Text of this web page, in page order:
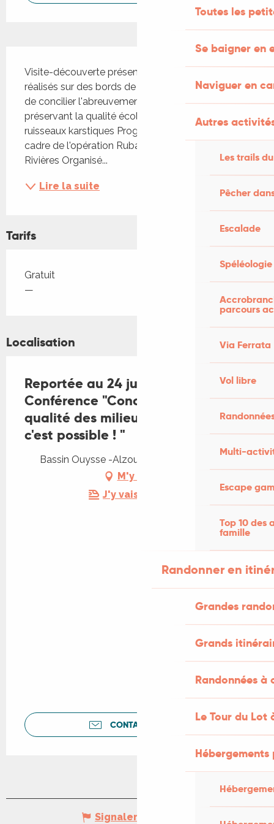
Toutes les
Se baigner en
Naviguer en
Autres
Les trails
Pêcher
Escalade
Spéléologie
parcours
Via Ferrata
Vol libre
Multi-
Escape
Top 10 des
famille
Randonner en
Grandes
Grands
Randonnées
Le Tour du Lot
Visite-découverte présentant les aménagements
réalisés sur des bords de rivières, qui permettent
de concilier l'abreuvement du bétail tout en
préservant la qualité écologique et physique des
ruisseaux karstiques Programme 2025 dans le
cadre de l'opération Ruban Bleu, agir pour nos
Rivières Organisé...
Lire la suite
Tarifs
Tarifs 2026
Gratuit
—
Localisation
Reportée au 24 juillet 2025
Conférence "Concilier élevage et
qualité des milieux aquatiques,
c'est possible ! "
Bassin Ouysse -Alzou, 46500 Rocamadour
M'y rendre
J'y vais en train !
CONTACTEZ-NOUS
Signaler une erreur